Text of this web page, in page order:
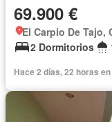
69.900 €
El Carpio De Tajo,
2 Dormitorios
Hace 2 días, 22 horas